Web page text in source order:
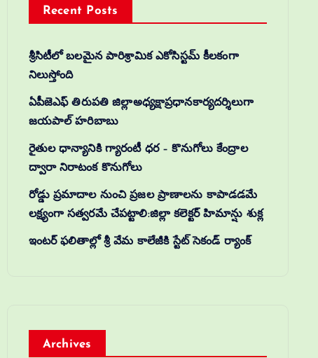
Recent Posts
శ్రీసిటీలో బలమైన పారిశ్రామిక ఎకోసిస్టమ్ కీలకంగా
నిలుస్తోంది
ఏపీజెఎఫ్ తిరుపతి జిల్లాఅధ్యక్షాప్రధానకార్యదర్శిలుగా
జయపాల్ హరిబాబు
రైతుల ధాన్యానికి గ్యారంటీ ధర – కొనుగోలు కేంద్రాల
ద్వారా నిరాటంక కొనుగోలు
రోడ్డు ప్రమాదాల నుంచి ప్రజల ప్రాణాలను కాపాడడమే
లక్ష్యంగా సత్వరమే చేపట్టాలి:జిల్లా కలెక్టర్‌ హిమాన్షు శుక్ల
ఇంటర్ ఫలితాల్లో శ్రీ వేమ కాలేజీకి స్టేట్ సెకండ్ ర్యాంక్
Archives